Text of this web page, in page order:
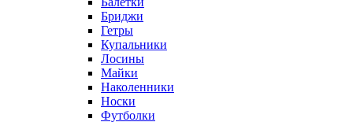
Бриджи
Гетры
Купальники
Лосины
Майки
Наколенники
Носки
Футболки